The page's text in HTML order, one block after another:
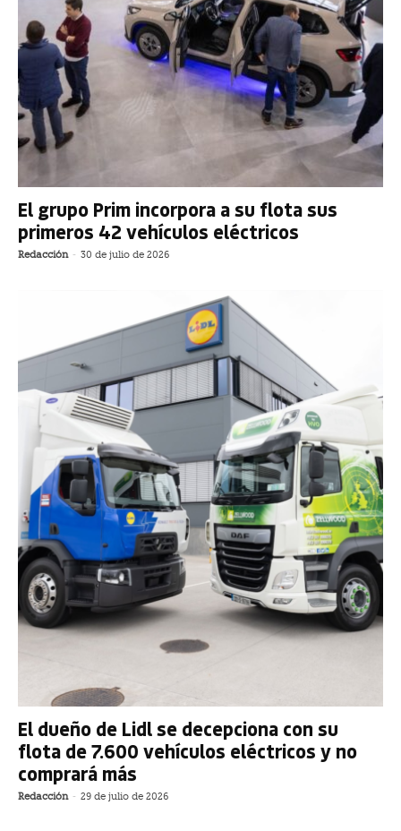
El grupo Prim incorpora a su flota sus
primeros 42 vehículos eléctricos
Redacción - 30 de julio de 2026
El dueño de Lidl se decepciona con su
flota de 7.600 vehículos eléctricos y no
comprará más
Redacción - 29 de julio de 2026